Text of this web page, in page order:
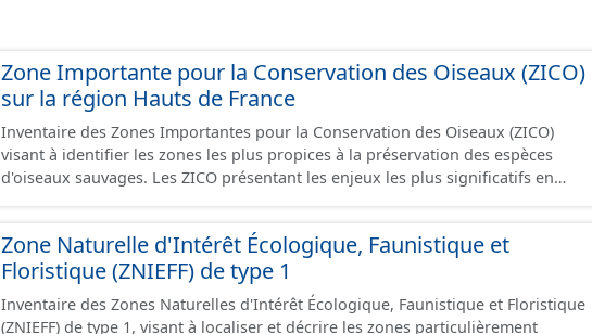
Zone Importante pour la Conservation des Oiseaux (ZICO)
sur la région Hauts de France
Inventaire des Zones Importantes pour la Conservation des Oiseaux (ZICO)
visant à identifier les zones les plus propices à la préservation des espèces
d'oiseaux sauvages. Les ZICO présentant les enjeux les plus significatifs en
Zone Naturelle d'Intérêt Écologique, Faunistique et
Floristique (ZNIEFF) de type 1
Inventaire des Zones Naturelles d'Intérêt Écologique, Faunistique et Floristique
(ZNIEFF) de type 1, visant à localiser et décrire les zones particulièrement